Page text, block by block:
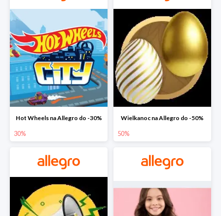
Hot Wheels na Allegro do -30%
30%
Wielkanoc na Allegro do -50%
50%